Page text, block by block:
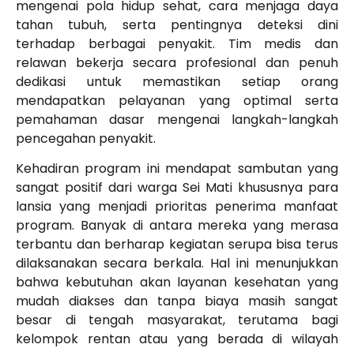
mengenai pola hidup sehat, cara menjaga daya
tahan tubuh, serta pentingnya deteksi dini
terhadap berbagai penyakit. Tim medis dan
relawan bekerja secara profesional dan penuh
dedikasi untuk memastikan setiap orang
mendapatkan pelayanan yang optimal serta
pemahaman dasar mengenai langkah-langkah
pencegahan penyakit.
Kehadiran program ini mendapat sambutan yang
sangat positif dari warga Sei Mati khususnya para
lansia yang menjadi prioritas penerima manfaat
program. Banyak di antara mereka yang merasa
terbantu dan berharap kegiatan serupa bisa terus
dilaksanakan secara berkala. Hal ini menunjukkan
bahwa kebutuhan akan layanan kesehatan yang
mudah diakses dan tanpa biaya masih sangat
besar di tengah masyarakat, terutama bagi
kelompok rentan atau yang berada di wilayah